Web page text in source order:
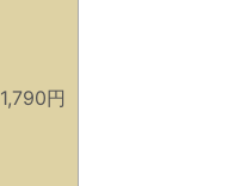
1,790円